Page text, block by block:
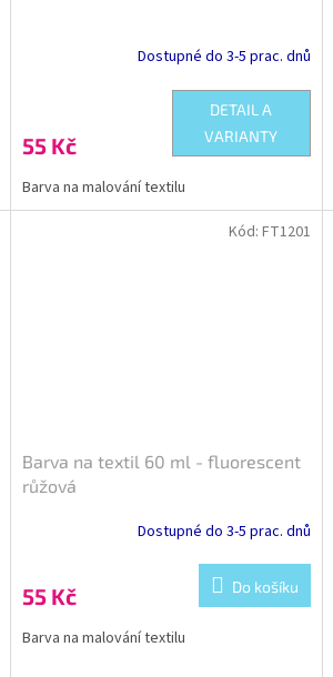
Dostupné do 3-5 prac. dnů
55 Kč
DETAIL A
VARIANTY
Barva na malování textilu
Barva na textil 60 ml - fluorescent
růžová
Dostupné do 3-5 prac. dnů
55 Kč Do košíku
Barva na malování textilu
Kód: FT1201